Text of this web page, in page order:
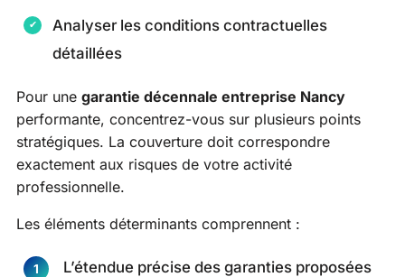
Analyser les conditions contractuelles
détaillées
Pour une garantie décennale entreprise Nancy
performante, concentrez-vous sur plusieurs points
stratégiques. La couverture doit correspondre
exactement aux risques de votre activité
professionnelle.
Les éléments déterminants comprennent :
L’étendue précise des garanties proposées